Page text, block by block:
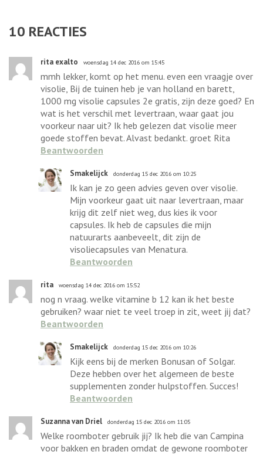
10 REACTIES
rita exalto woensdag 14 dec 2016 om 15:45
mmh lekker, komt op het menu. even een vraagje over
visolie, Bij de tuinen heb je van holland en barett,
1000 mg visolie capsules 2e gratis, zijn deze goed? En
wat is het verschil met levertraan, waar gaat jou
voorkeur naar uit? Ik heb gelezen dat visolie meer
goede stoffen bevat. Alvast bedankt. groet Rita
Beantwoorden
Smakelijck donderdag 15 dec 2016 om 10:25
Ik kan je zo geen advies geven over visolie.
Mijn voorkeur gaat uit naar levertraan, maar
krijg dit zelf niet weg, dus kies ik voor
capsules. Ik heb de capsules die mijn
natuurarts aanbeveelt, dit zijn de
visoliecapsules van Menatura.
Beantwoorden
rita woensdag 14 dec 2016 om 15:52
nog n vraag. welke vitamine b 12 kan ik het beste
gebruiken? waar niet te veel troep in zit, weet jij dat?
Beantwoorden
Smakelijck donderdag 15 dec 2016 om 10:26
Kijk eens bij de merken Bonusan of Solgar.
Deze hebben over het algemeen de beste
supplementen zonder hulpstoffen. Succes!
Beantwoorden
Suzanna van Driel donderdag 15 dec 2016 om 11:05
Welke roomboter gebruik jij? Ik heb die van Campina
voor bakken en braden omdat de gewone roomboter